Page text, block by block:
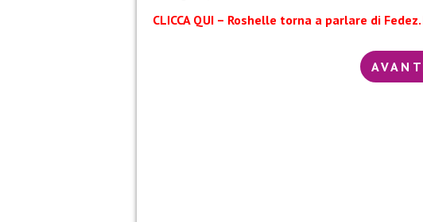
CLICCA QUI – Roshelle torna a parlare di